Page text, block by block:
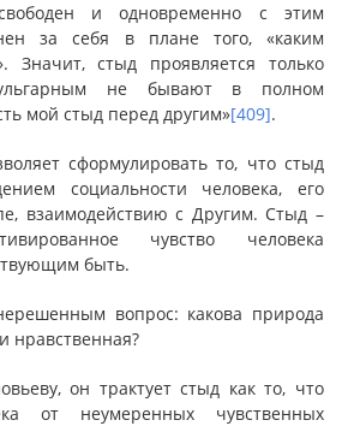
и одновременно с этим
за себя в плане того, «каким
Значит, стыд проявляется только
не бывают в полном
мой стыд перед другим»[409].
сформулировать то, что стыд
социальности человека, его
взаимодействию с Другим. Стыд –
чувство человека
быть.
вопрос: какова природа
нравственная?
он трактует стыд как то, что
от неумеренных чувственных